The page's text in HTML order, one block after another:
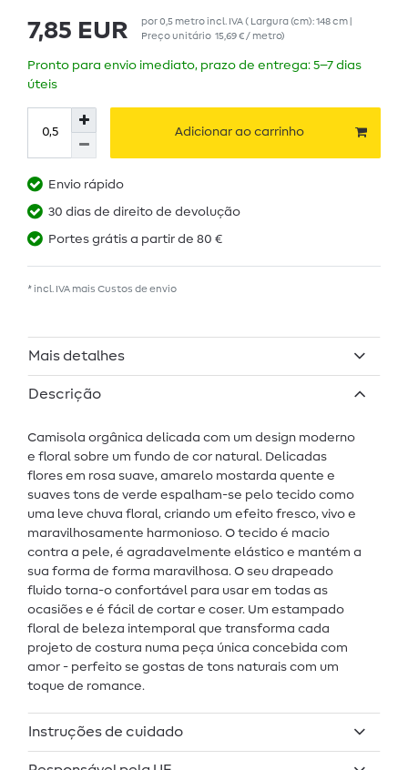
7,85 EUR por0,5 metroincl. IVA( Largura (cm): 148 cm |
Preço unitário 15,69 € / metro)
Pronto para envio imediato, prazo de entrega: 5–7 dias
úteis
Adicionar ao carrinho
Envio rápido
30 dias de direito de devolução
Portes grátis a partir de 80 €
* incl. IVA mais Custos de envio
Mais detalhes
Descrição
Camisola orgânica delicada com um design moderno
e floral sobre um fundo de cor natural. Delicadas
flores em rosa suave, amarelo mostarda quente e
suaves tons de verde espalham-se pelo tecido como
uma leve chuva floral, criando um efeito fresco, vivo e
maravilhosamente harmonioso. O tecido é macio
contra a pele, é agradavelmente elástico e mantém a
sua forma de forma maravilhosa. O seu drapeado
fluido torna-o confortável para usar em todas as
ocasiões e é fácil de cortar e coser. Um estampado
floral de beleza intemporal que transforma cada
projeto de costura numa peça única concebida com
amor - perfeito se gostas de tons naturais com um
toque de romance.
Instruções de cuidado